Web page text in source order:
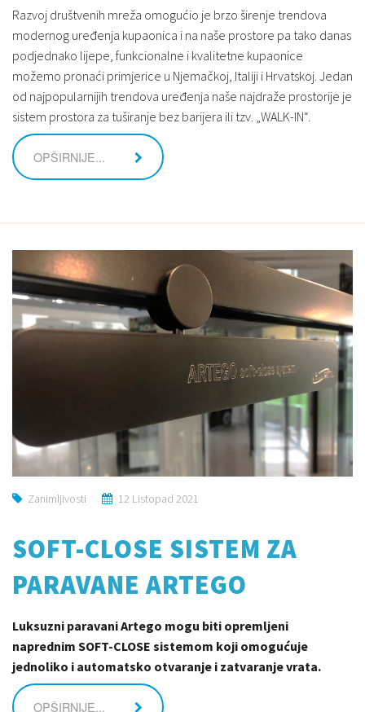
Razvoj društvenih mreža omogućio je brzo širenje trendova
modernog uređenja kupaonica i na naše prostore pa tako danas
podjednako lijepe, funkcionalne i kvalitetne kupaonice
možemo pronaći primjerice u Njemačkoj, Italiji i Hrvatskoj. Jedan
od najpopularnijih trendova uređenja naše najdraže prostorije je
sistem prostora za tuširanje bez barijera ili tzv. „WALK-IN“.
OPŠIRNIJE...
Zanimljivosti 12 Listopad 2021
SOFT-CLOSE SISTEM ZA
PARAVANE ARTEGO
Luksuzni paravani Artego mogu biti opremljeni
naprednim SOFT-CLOSE sistemom koji omogućuje
jednoliko i automatsko otvaranje i zatvaranje vrata.
OPŠIRNIJE...